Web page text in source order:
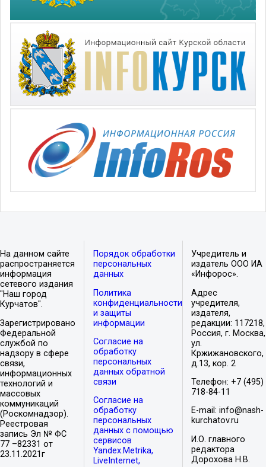
На данном сайте
распространяется
информация
сетевого издания
"Наш город
Курчатов".
Зарегистрировано
Федеральной
службой по
надзору в сфере
связи,
информационных
технологий и
массовых
коммуникаций
(Роскомнадзор).
Реестровая
запись Эл № ФС
77 –82331 от
23.11.2021г
Порядок обработки
персональных
данных
Политика
конфиденциальности
и защиты
информации
Согласие на
обработку
персональных
данных обратной
связи
Согласие на
обработку
персональных
данных с помощью
сервисов
Yandex.Metrika,
LiveInternet,
Учредитель и
издатель ООО ИА
«Инфорос».
Адрес
учредителя,
издателя,
редакции: 117218,
Россия, г. Москва,
ул.
Кржижановского,
д.13, кор. 2
Телефон: +7 (495)
718-84-11
E-mail: info@nash-
kurchatov.ru
И.О. главного
редактора
Дорохова Н.В.